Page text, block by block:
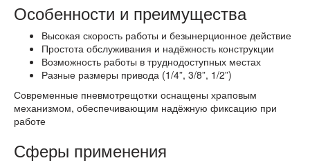
Особенности и преимущества
Высокая скорость работы и безынерционное действие
Простота обслуживания и надёжность конструкции
Возможность работы в труднодоступных местах
Разные размеры привода (1/4”, 3/8”, 1/2”)
Современные пневмотрещотки оснащены храповым
механизмом, обеспечивающим надёжную фиксацию при
работе
Сферы применения